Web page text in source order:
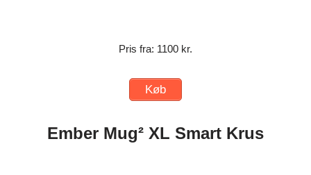
Pris fra: 1100 kr.
Køb
Ember Mug² XL Smart Krus